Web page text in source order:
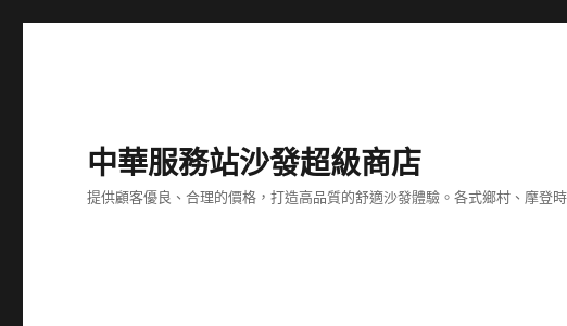
中華服務站沙發超級商店
提供顧客優良、合理的價格，打造高品質的舒適沙發體驗。各式鄉村、摩登